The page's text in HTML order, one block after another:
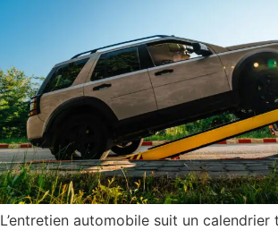
L’entretien automobile suit un calendrier